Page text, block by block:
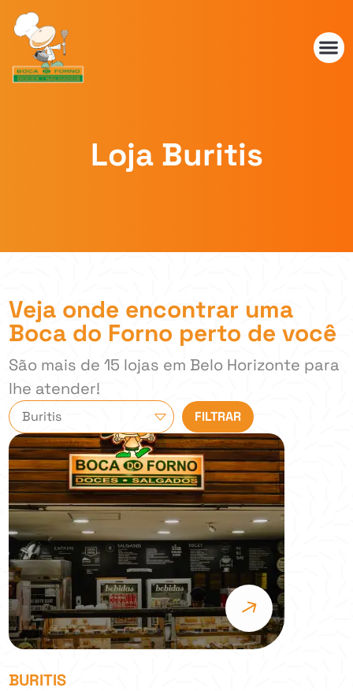
Loja Buritis
Veja onde encontrar uma
Boca do Forno perto de você
São mais de 15 lojas em Belo Horizonte para
lhe atender!
BURITIS